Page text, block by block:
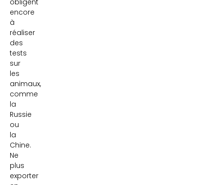
obligent
encore
à
réaliser
des
tests
sur
les
animaux,
comme
la
Russie
ou
la
Chine.
Ne
plus
exporter